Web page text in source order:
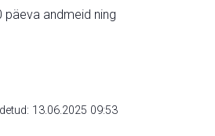
andmeid ning
13.06.2025 09:53